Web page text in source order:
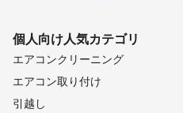
個人向け人気カテゴリ
エアコンクリーニング
エアコン取り付け
引越し